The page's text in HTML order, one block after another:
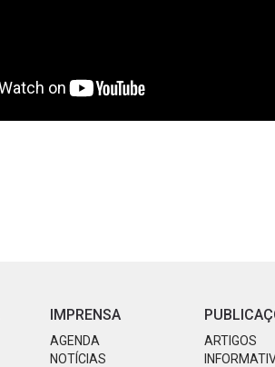
IMPRENSA
AGENDA
NOTÍCIAS
ARTIGOS